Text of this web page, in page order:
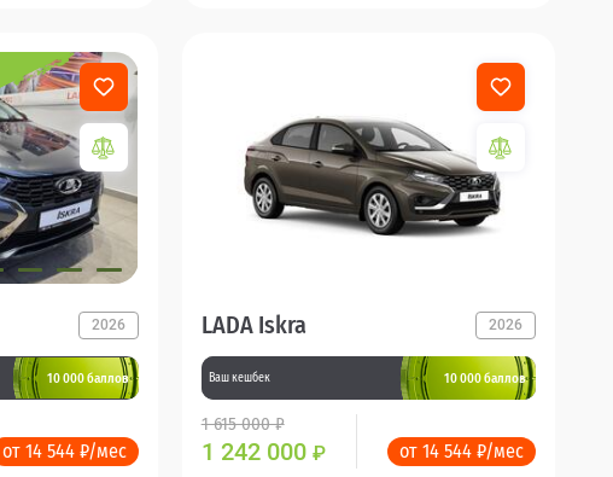
2026
10 000 баллов
от 14 544 ₽/мес
LADA Iskra 2026
Ваш кешбек 10 000 баллов
1 615 000 ₽
1 242 000 ₽ от 14 544 ₽/мес